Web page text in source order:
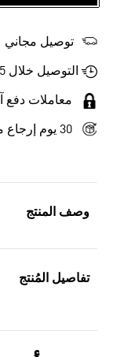
وصف المنتج
تفاصيل المُنتج
توصيل مجاني
التوصيل خلال 5-7 أيام عمل
معاملات دفع